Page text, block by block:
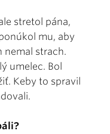
stretol pána,
mu, aby
nemal strach.
umelec. Bol
Keby to spravil